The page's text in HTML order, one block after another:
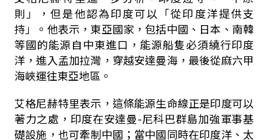
則」，但是他認為印度可以「從印度洋提供支
持」。他表示，東亞國家，包括中國、日本、南韓
等國的能源自中東進口，能源船隻必須繞行印度
洋，進入孟加拉灣，穿越安達曼海，最後從麻六甲
海峽運往東亞地區。
艾格尼赫特里表示，這條能源生命線正是印度可以
著力之處，印度在安達曼-尼科巴群島加強軍事基
礎設施，也可牽制中國；當中國同時在印度洋、太